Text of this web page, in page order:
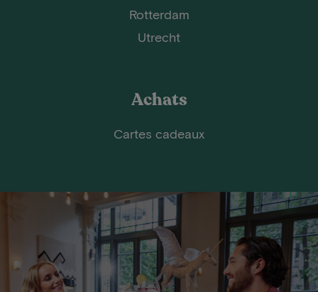
Rotterdam
Utrecht
Achats
Cartes cadeaux